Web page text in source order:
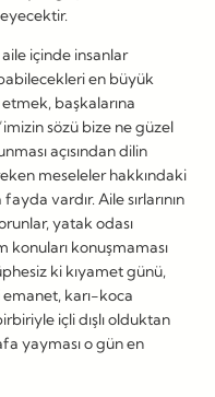
içinde insanlar
en büyük
etmek, başkalarına
sözü bize ne güzel
açısından dilin
meseleler hakkındaki
vardır. Aile sırlarının
yatak odası
konuları konuşmaması
ki kıyamet günü,
karı-koca
içli dışlı olduktan
yayması o gün en